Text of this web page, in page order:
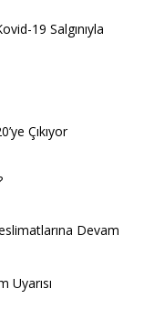
19 Salgınıyla
Çıkıyor
Devam
Uyarısı